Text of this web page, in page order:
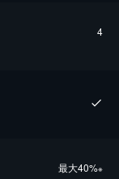
4
最⼤40%※